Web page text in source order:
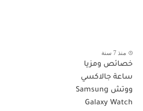
منذ 7 سنة
خصائص ومزيا
ساعة جالاكسي
ووتش Samsung
Galaxy Watch